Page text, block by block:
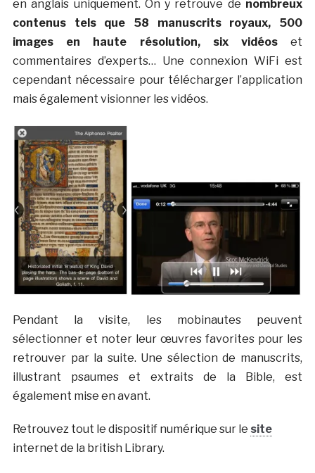
en anglais uniquement. On y retrouve de nombreux
contenus tels que 58 manuscrits royaux, 500
images en haute résolution, six vidéoset
commentaires d’experts… Une connexion WiFi est
cependant nécessaire pour télécharger l’application
mais également visionner les vidéos.
Pendant la visite, les mobinautes peuvent
sélectionner et noter leur œuvres favorites pour les
retrouver par la suite. Une sélection de manuscrits,
illustrant psaumes et extraits de la Bible, est
également mise en avant.
Retrouvez tout le dispositif numérique sur le site
internet de la british Library.